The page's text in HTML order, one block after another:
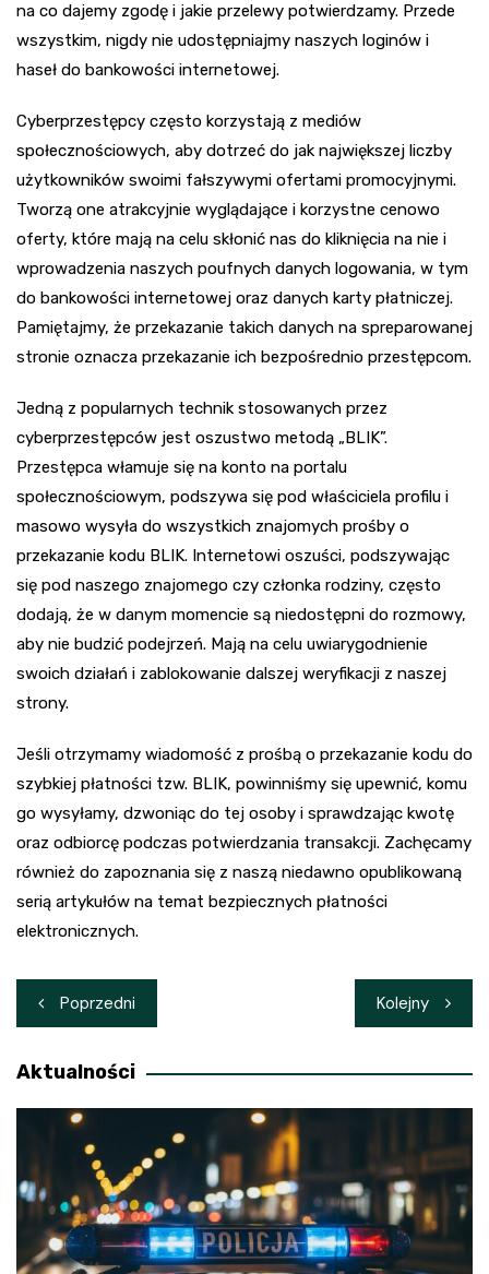
na co dajemy zgodę i jakie przelewy potwierdzamy. Przede
wszystkim, nigdy nie udostępniajmy naszych loginów i
haseł do bankowości internetowej.
Cyberprzestępcy często korzystają z mediów
społecznościowych, aby dotrzeć do jak największej liczby
użytkowników swoimi fałszywymi ofertami promocyjnymi.
Tworzą one atrakcyjnie wyglądające i korzystne cenowo
oferty, które mają na celu skłonić nas do kliknięcia na nie i
wprowadzenia naszych poufnych danych logowania, w tym
do bankowości internetowej oraz danych karty płatniczej.
Pamiętajmy, że przekazanie takich danych na spreparowanej
stronie oznacza przekazanie ich bezpośrednio przestępcom.
Jedną z popularnych technik stosowanych przez
cyberprzestępców jest oszustwo metodą „BLIK”.
Przestępca włamuje się na konto na portalu
społecznościowym, podszywa się pod właściciela profilu i
masowo wysyła do wszystkich znajomych prośby o
przekazanie kodu BLIK. Internetowi oszuści, podszywając
się pod naszego znajomego czy członka rodziny, często
dodają, że w danym momencie są niedostępni do rozmowy,
aby nie budzić podejrzeń. Mają na celu uwiarygodnienie
swoich działań i zablokowanie dalszej weryfikacji z naszej
strony.
Jeśli otrzymamy wiadomość z prośbą o przekazanie kodu do
szybkiej płatności tzw. BLIK, powinniśmy się upewnić, komu
go wysyłamy, dzwoniąc do tej osoby i sprawdzając kwotę
oraz odbiorcę podczas potwierdzania transakcji. Zachęcamy
również do zapoznania się z naszą niedawno opublikowaną
serią artykułów na temat bezpiecznych płatności
elektronicznych.
Nawigacja
wpisu
Poprzedni Kolejny
Aktualności